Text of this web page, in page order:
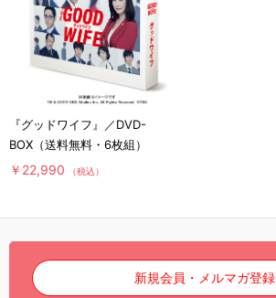
『グッドワイフ』／DVD-
BOX（送料無料・6枚組）
￥22,990 （税込）
新規会員・メルマガ登録